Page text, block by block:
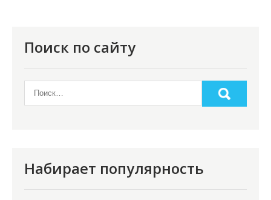
м
Поиск по сайту
Набирает популярность